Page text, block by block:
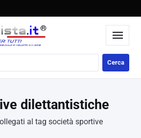
Cerca
dilettantistiche
al tag società sportive